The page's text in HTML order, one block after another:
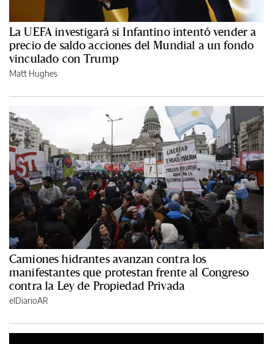
La UEFA investigará si Infantino intentó vender a
precio de saldo acciones del Mundial a un fondo
vinculado con Trump
Matt Hughes
Camiones hidrantes avanzan contra los
manifestantes que protestan frente al Congreso
contra la Ley de Propiedad Privada
elDiarioAR